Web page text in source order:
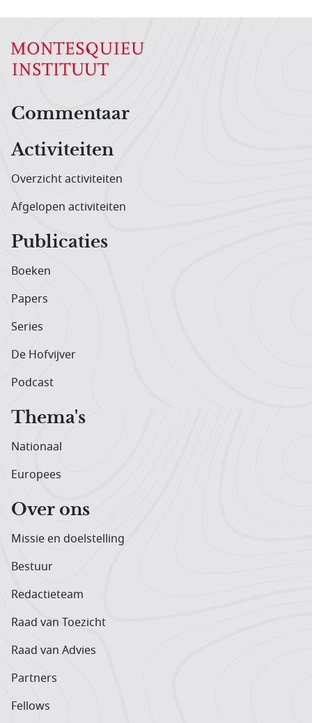
Hoofdnavigatiemenu
Commentaar
Activiteiten
Overzicht activiteiten
Afgelopen activiteiten
Publicaties
Boeken
Papers
Series
De Hofvijver
Podcast
Thema's
Nationaal
Europees
Over ons
Missie en doelstelling
Bestuur
Redactieteam
Raad van Toezicht
Raad van Advies
Partners
Fellows